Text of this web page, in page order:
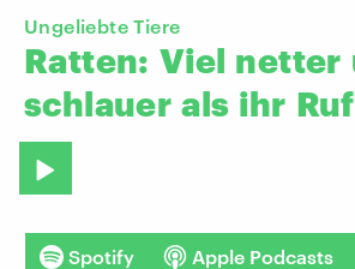
Ungeliebte Tiere
Ratten: Viel netter
schlauer als ihr Ruf
Spotify Apple Podcasts